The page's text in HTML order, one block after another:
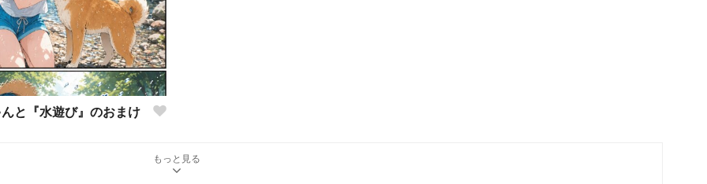
と『水遊び』のおまけ
もっと見る